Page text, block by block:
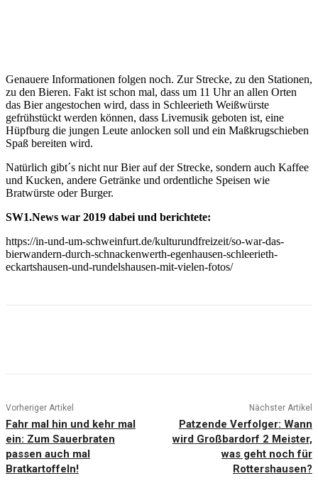
Genauere Informationen folgen noch. Zur Strecke, zu den Stationen,
zu den Bieren. Fakt ist schon mal, dass um 11 Uhr an allen Orten
das Bier angestochen wird, dass in Schleerieth Weißwürste
gefrühstückt werden können, dass Livemusik geboten ist, eine
Hüpfburg die jungen Leute anlocken soll und ein Maßkrugschieben
Spaß bereiten wird.
Natürlich gibt´s nicht nur Bier auf der Strecke, sondern auch Kaffee
und Kucken, andere Getränke und ordentliche Speisen wie
Bratwürste oder Burger.
SW1.News war 2019 dabei und berichtete:
https://in-und-um-schweinfurt.de/kulturundfreizeit/so-war-das-
bierwandern-durch-schnackenwerth-egenhausen-schleerieth-
eckartshausen-und-rundelshausen-mit-vielen-fotos/
Vorheriger Artikel
Fahr mal hin und kehr mal
ein: Zum Sauerbraten
passen auch mal
Bratkartoffeln!
Nächster Artikel
Patzende Verfolger: Wann
wird Großbardorf 2 Meister,
was geht noch für
Rottershausen?